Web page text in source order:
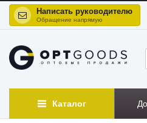
Написать руководителю
Обращение напрямую
Каталог